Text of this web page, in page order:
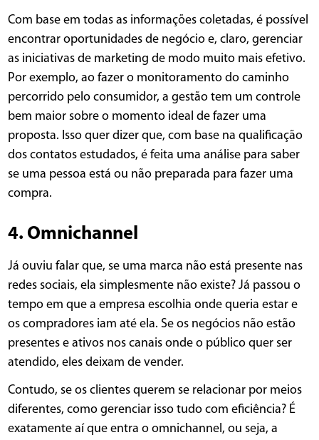
Com base em todas as informações coletadas, é possível
encontrar oportunidades de negócio e, claro, gerenciar
as iniciativas de marketing de modo muito mais efetivo.
Por exemplo, ao fazer o monitoramento do caminho
percorrido pelo consumidor, a gestão tem um controle
bem maior sobre o momento ideal de fazer uma
proposta. Isso quer dizer que, com base na qualificação
dos contatos estudados, é feita uma análise para saber
se uma pessoa está ou não preparada para fazer uma
compra.
4. Omnichannel
Já ouviu falar que, se uma marca não está presente nas
redes sociais, ela simplesmente não existe? Já passou o
tempo em que a empresa escolhia onde queria estar e
os compradores iam até ela. Se os negócios não estão
presentes e ativos nos canais onde o público quer ser
atendido, eles deixam de vender.
Contudo, se os clientes querem se relacionar por meios
diferentes, como gerenciar isso tudo com eficiência? É
exatamente aí que entra o omnichannel, ou seja, a